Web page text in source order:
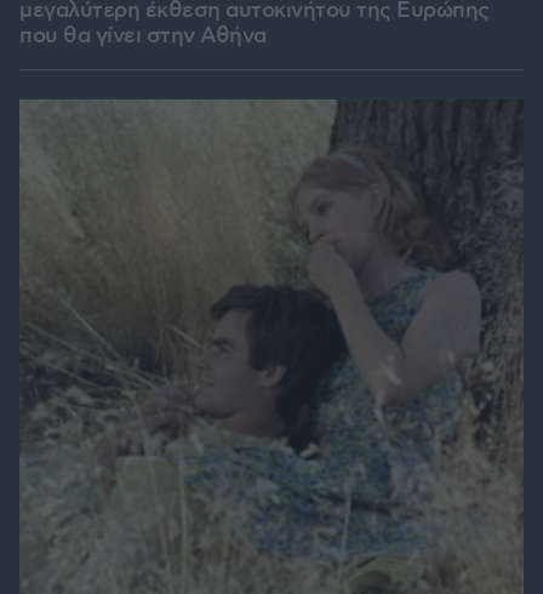
μεγαλύτερη έκθεση αυτοκινήτου της Ευρώπης
που θα γίνει στην Αθήνα